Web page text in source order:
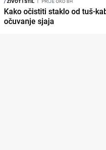
Kako očistiti staklo od tuš-
očuvanje sjaja